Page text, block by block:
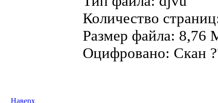
Количество
Размер файла: 8,76
Оцифровано: Скан
Наверх